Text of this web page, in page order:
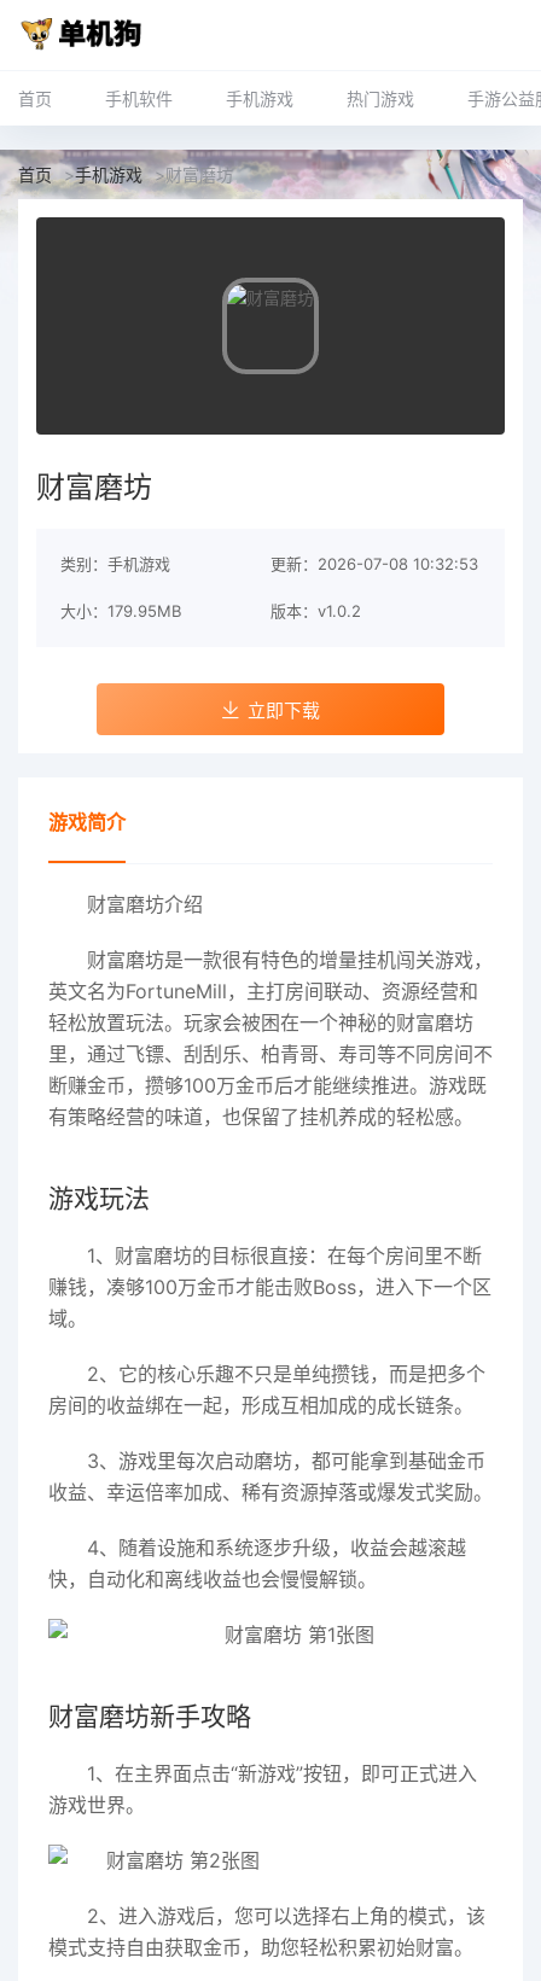
首页 手机软件 手机游戏 热门游戏 手游公益
首页 >手机游戏 >财富磨坊
财富磨坊
类别：手机游戏 更新：2026-07-08 10:32:53
大小：179.95MB 版本：v1.0.2
立即下载
游戏简介
财富磨坊介绍
财富磨坊是一款很有特色的增量挂机闯关游戏，
英文名为FortuneMill，主打房间联动、资源经营和
轻松放置玩法。玩家会被困在一个神秘的财富磨坊
里，通过飞镖、刮刮乐、柏青哥、寿司等不同房间不
断赚金币，攒够100万金币后才能继续推进。游戏既
有策略经营的味道，也保留了挂机养成的轻松感。
游戏玩法
1、财富磨坊的目标很直接：在每个房间里不断
赚钱，凑够100万金币才能击败Boss，进入下一个区
域。
2、它的核心乐趣不只是单纯攒钱，而是把多个
房间的收益绑在一起，形成互相加成的成长链条。
3、游戏里每次启动磨坊，都可能拿到基础金币
收益、幸运倍率加成、稀有资源掉落或爆发式奖励。
4、随着设施和系统逐步升级，收益会越滚越
快，自动化和离线收益也会慢慢解锁。
财富磨坊新手攻略
1、在主界面点击“新游戏”按钮，即可正式进入
游戏世界。
2、进入游戏后，您可以选择右上角的模式，该
模式支持自由获取金币，助您轻松积累初始财富。